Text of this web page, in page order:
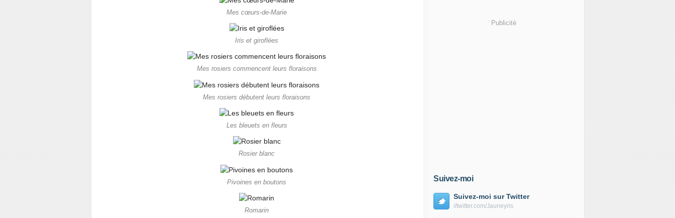
Mes cœurs-de-Marie
Iris et giroflées
Mes rosiers commencent leurs floraisons
Mes rosiers débutent leurs floraisons
Les bleuets en fleurs
Rosier blanc
Pivoines en boutons
Romarin
Publicité
Suivez-moi
Suivez-moi sur Twitter
//twitter.com/Jauneyris